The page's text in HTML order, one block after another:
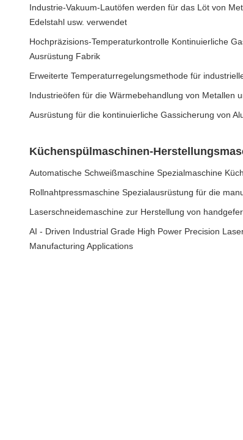
Industrie-Vakuum-Lautöfen werden für das Löt von
Edelstahl usw. verwendet
Hochpräzisions-Temperaturkontrolle Kontinuierliche
Ausrüstung Fabrik
Erweiterte Temperaturregelungsmethode für
Industrieöfen für die Wärmebehandlung von Metallen
Ausrüstung für die kontinuierliche Gassicherung von
Küchenspülmaschinen-
Automatische Schweißmaschine Spezialmaschine
Rollnahtpressmaschine Spezialausrüstung für die
Laserschneidemaschine zur Herstellung von
AI - Driven Industrial Grade High Power Precision
Manufacturing Applications